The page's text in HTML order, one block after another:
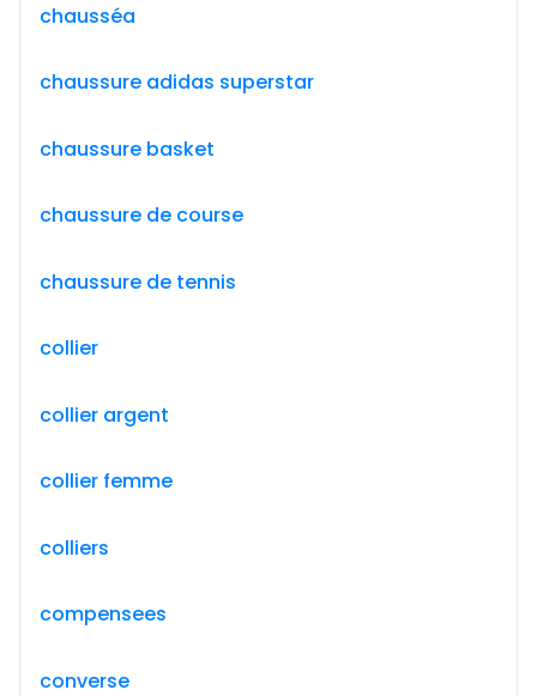
chausséa
chaussure adidas superstar
chaussure basket
chaussure de course
chaussure de tennis
collier
collier argent
collier femme
colliers
compensees
converse